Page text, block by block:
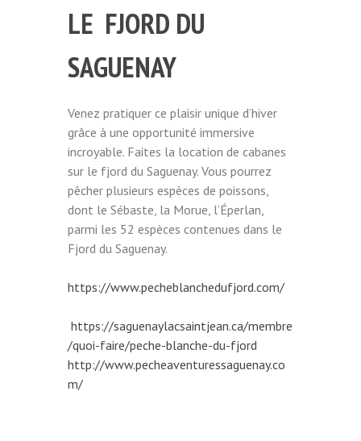
LE FJORD DU
SAGUENAY
Venez pratiquer ce plaisir unique d’hiver
grâce à une opportunité immersive
incroyable. Faites la location de cabanes
sur le fjord du Saguenay. Vous pourrez
pêcher plusieurs espèces de poissons,
dont le Sébaste, la Morue, l’Éperlan,
parmi les 52 espèces contenues dans le
Fjord du Saguenay.
https://www.pecheblanchedufjord.com/
https://saguenaylacsaintjean.ca/membre
/quoi-faire/peche-blanche-du-fjord
http://www.pecheaventuressaguenay.co
m/